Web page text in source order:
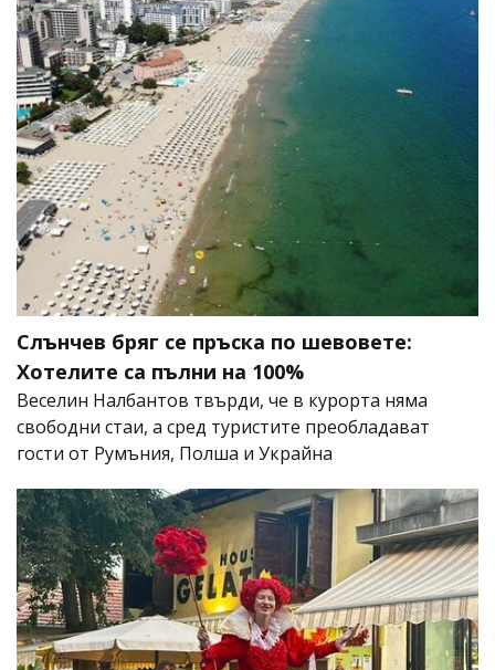
Слънчев бряг се пръска по шевовете:
Хотелите са пълни на 100%
Веселин Налбантов твърди, че в курорта няма
свободни стаи, а сред туристите преобладават
гости от Румъния, Полша и Украйна